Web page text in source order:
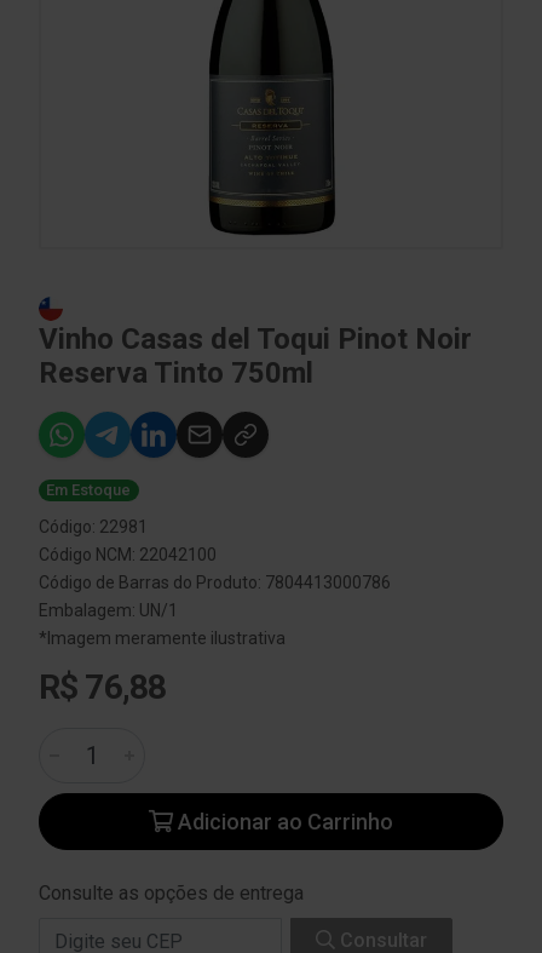
Vinho Casas del Toqui Pinot Noir
Reserva Tinto 750ml
Em Estoque
Código: 22981
Código NCM: 22042100
Código de Barras do Produto: 7804413000786
Embalagem: UN/1
*Imagem meramente ilustrativa
R$ 76,88
Adicionar ao Carrinho
Consulte as opções de entrega
Consultar